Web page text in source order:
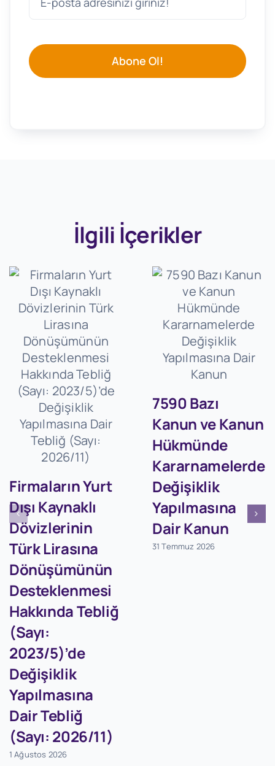
Abone Ol!
İlgili İçerikler
Firmaların Yurt
Dışı Kaynaklı
Dövizlerinin
Türk Lirasına
Dönüşümünün
Desteklenmesi
Hakkında Tebliğ
(Sayı:
2023/5)’de
Değişiklik
Yapılmasına
Dair Tebliğ
(Sayı: 2026/11)
1 Ağustos 2026
7590 Bazı
Kanun ve Kanun
Hükmünde
Kararnamelerde
Değişiklik
Yapılmasına
Dair Kanun
31 Temmuz 2026